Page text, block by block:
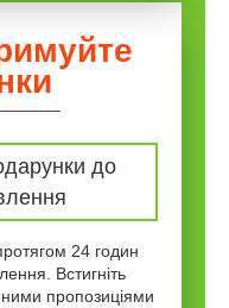
до
24 годин
Встигніть
пропозиціями